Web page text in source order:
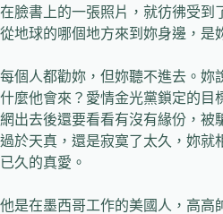
在臉書上的一張照片，就彷彿受到
從地球的哪個地方來到妳身邊，是
每個人都勸妳，但妳聽不進去。妳
什麼他會來？愛情金光黨鎖定的目
網出去後還要看看有沒有緣份，被
過於天真，還是寂寞了太久，妳就
已久的真愛。
他是在墨西哥工作的美國人，高高